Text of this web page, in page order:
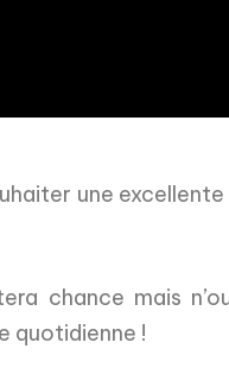
une
chance mais
quotidienne !